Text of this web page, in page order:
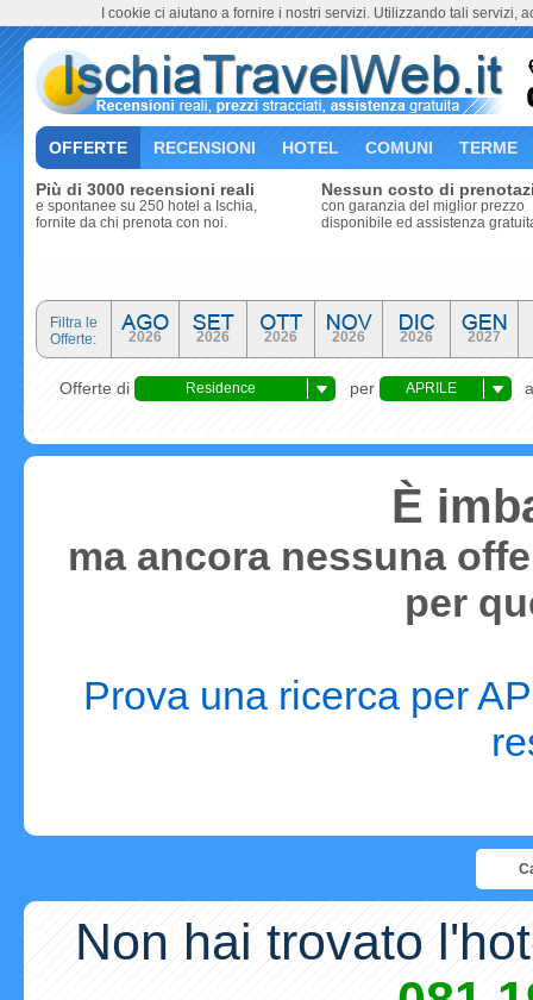
OFFERTE RECENSIONI HOTEL COMUNI TERME
Più di 3000 recensioni reali
e spontanee su 250 hotel a Ischia,
fornite da chi prenota con noi.
Nessun costo di
con garanzia del miglior prezzo
disponibile ed assistenza
Filtra le
Offerte:
2026 2026 2026 2026 2026 2027
Offerte di Residence per APRILE
È
ma ancora nessuna
per
Prova una ricerca per
Non hai trovato
I cookie ci aiutano a fornire i nostri servizi. Utilizzando tali servizi,